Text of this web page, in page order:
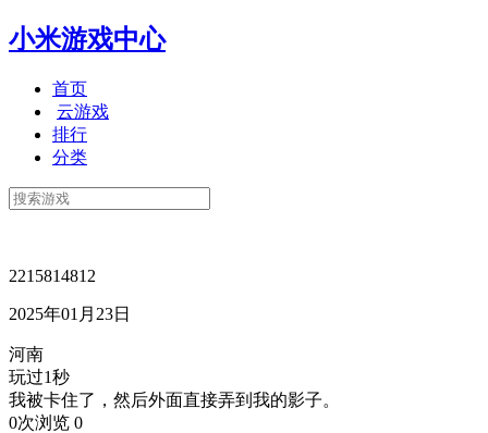
小米游戏中心
首页
云游戏
排行
分类
2215814812
2025年01月23日
河南
玩过1秒
我被卡住了，然后外面直接弄到我的影子。
0次浏览 0